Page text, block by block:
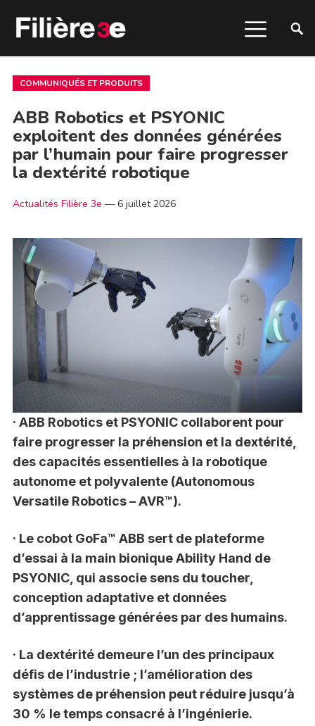
COMMUNIQUÉS ET PRODUITS
ABB Robotics et PSYONIC
exploitent des données générées
par l’humain pour faire progresser
la dextérité robotique
Actualités Filière 3e — 6 juillet 2026
· ABB Robotics et PSYONIC collaborent pour
faire progresser la préhension et la dextérité,
des capacités essentielles à la robotique
autonome et polyvalente (Autonomous
Versatile Robotics – AVR™).
· Le cobot GoFa™ ABB sert de plateforme
d’essai à la main bionique Ability Hand de
PSYONIC, qui associe sens du toucher,
conception adaptative et données
d’apprentissage générées par des humains.
· La dextérité demeure l’un des principaux
défis de l’industrie ; l’amélioration des
systèmes de préhension peut réduire jusqu’à
30 % le temps consacré à l’ingénierie.